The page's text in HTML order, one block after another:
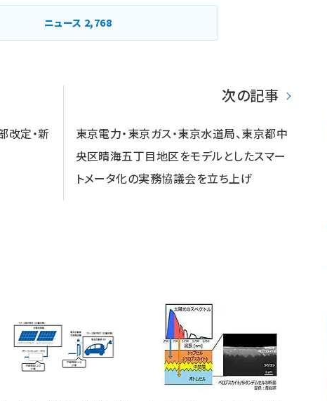
ニュース 2,768
改定・新
次の記事
東京電力・東京ガス・東京水道局、東京都中
央区晴海五丁目地区をモデルとしたスマー
トメータ化の実務協議会を立ち上げ